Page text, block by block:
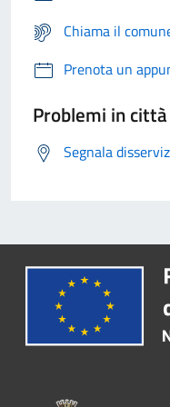
Chiama il
Prenota un
Problemi in città
Segnala